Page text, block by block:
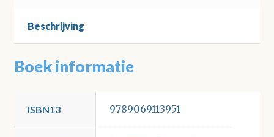
Beschrijving
Boek informatie
ISBN13 9789069113951